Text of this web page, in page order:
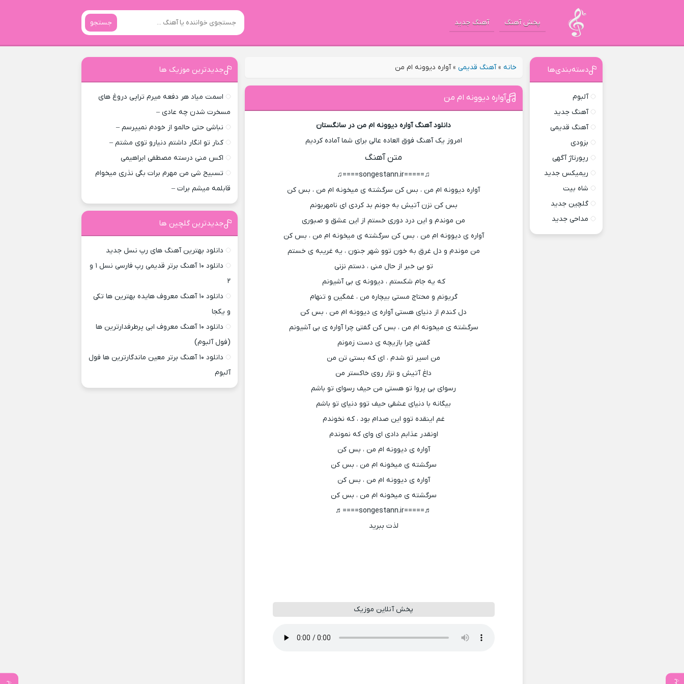
پخش آهنگ آهنگ جدید جستجو
خانه »آهنگ قدیمی »آواره دیوونه ام من
آواره دیوونه ام من
دانلود آهنگ آواره دیوونه ام من در سانگستان
امروز یک آهنگ فوق العاده عالی برای شما آماده کردیم
متن آهنگ
♫=====songestann.ir====♫
آواره دیوونه ام من ، بس کن سرگشته ی میخونه ام من ، بس کن
بس کن نزن آتیش به جونم بد کردی ای نامهربونم
من موندم و این درد دوری خستم از این عشق و صبوری
آواره ی دیوونه ام من ، بس کن سرگشته ی میخونه ام من ، بس کن
من موندم و دل غرق به خون توو شهر جنون ، یه غریبه ی خستم
تو بی خبر از حال منی ، دستم نزنی
که یه جام شکستم ، دیوونه ی بی آشیونم
گریونم و محتاج مستی بیچاره من ، غمگین و تنهام
دل کندم از دنیای هستی آواره ی دیوونه ام من ، بس کن
سرگشته ی میخونه ام من ، بس کن گفتی چرا آواره ی بی آشیونم
گفتی چرا بازیچه ی دست زمونم
من اسیر تو شدم ، ای که بستی تن من
داغ آتیش و نزار روی خاکستر من
رسوای بی پروا تو هستی من حیف رسوای تو باشم
بیگانه با دنیای عشقی حیف توو دنیای تو باشم
غم اینقده توو این صدام بود ، که نخوندم
اونقدر عذابم دادی ای وای که نموندم
آواره ی دیوونه ام من ، بس کن
سرگشته ی میخونه ام من ، بس کن
آواره ی دیوونه ام من ، بس کن
سرگشته ی میخونه ام من ، بس کن
♬=====songestann.ir====♬
لذت ببرید
پخش آنلاین موزیک
دسته‌بندی‌ها
آلبوم
آهنگ جدید
آهنگ قدیمی
بزودی
رپورتاژ آگهی
ریمیکس جدید
شاه بیت
گلچین جدید
مداحی جدید
جدیدترین موزیک ها
اسمت میاد هر دفعه میرم تراپی دروغ‌ های
مسخرت شدن چه عادی –
نباشی حتی حالمو از خودم نمیپرسم –
کنار تو انگار داشتم دنیارو توی مشتم –
اکس منی درسته مصطفی ابراهیمی
تسبیح شی من مهرم برات بگی نذری میخوام
قابلمه میشم برات –
جدیدترین گلچین ها
دانلود بهترین آهنگ های رپ نسل جدید
دانلود ۱۰ آهنگ برتر قدیمی رپ فارسی نسل ۱ و
۲
دانلود ۱۰ آهنگ معروف هایده بهترین ها تکی
و یکجا
دانلود ۱۰ آهنگ معروف ابی پرطرفدارترین ها
(فول آلبوم)
دانلود ۱۰ آهنگ برتر معین ماندگارترین ها فول
آلبوم